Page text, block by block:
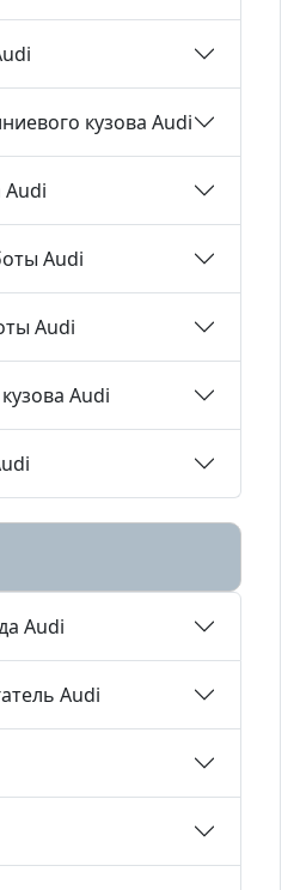
кузова Audi
Audi
Audi
Audi
Audi
Audi
Audi